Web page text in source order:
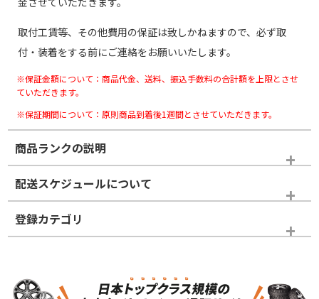
取付工賃等、その他費用の保証は致しかねますので、必ず取
付・装着をする前にご連絡をお願いいたします。
※保証金額について：商品代金、送料、振込手数料の合計額を上限とさせ
ていただきます。
※保証期間について：原則商品到着後1週間とさせていただきます。
商品ランクの説明
※商品ランクは出品者の主観により判断しておりますので、あら
かじめご了承ください。
ホイールランク
配送スケジュールについて
登録カテゴリ
タイヤのみ